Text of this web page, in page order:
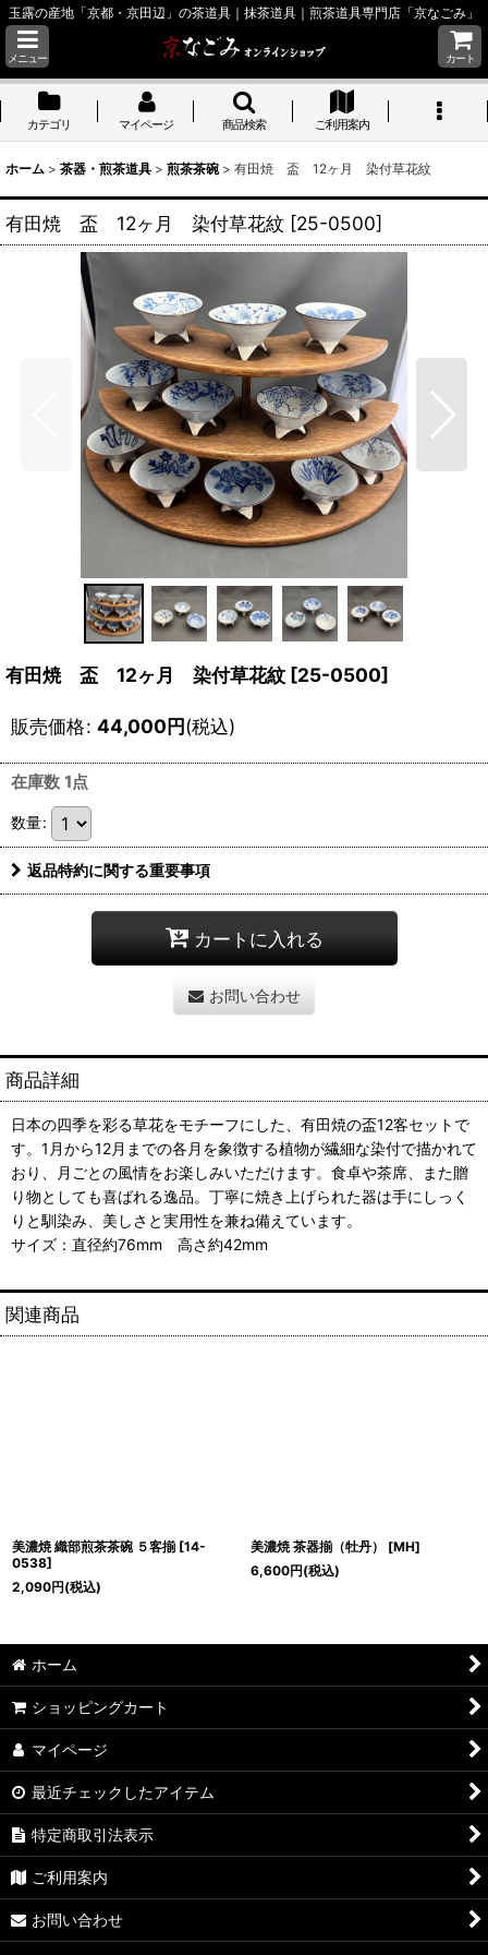
玉露の産地「京都・京田辺」の茶道具｜抹茶道具｜煎茶道具専門店「京なごみ」
メニュー カート
カテゴリ マイページ 商品検索 ご利用案内
ホーム > 茶器・煎茶道具 > 煎茶茶碗 > 有田焼 盃 12ヶ月 染付草花紋
有田焼 盃 12ヶ月 染付草花紋 [25-0500]
有田焼 盃 12ヶ月 染付草花紋 [25-0500]
販売価格: 44,000円(税込)
在庫数 1点
数量:
返品特約に関する重要事項
カートに入れる
お問い合わせ
商品詳細
日本の四季を彩る草花をモチーフにした、有田焼の盃12客セットで
す。1月から12月までの各月を象徴する植物が繊細な染付で描かれて
おり、月ごとの風情をお楽しみいただけます。食卓や茶席、また贈
り物としても喜ばれる逸品。丁寧に焼き上げられた器は手にしっく
りと馴染み、美しさと実用性を兼ね備えています。
サイズ：直径約76mm 高さ約42mm
関連商品
美濃焼 織部煎茶茶碗 ５客揃 [14-
0538]
2,090円(税込)
美濃焼 茶器揃（牡丹） [MH]
6,600円(税込)
ホーム
ショッピングカート
マイページ
最近チェックしたアイテム
特定商取引法表示
ご利用案内
お問い合わせ